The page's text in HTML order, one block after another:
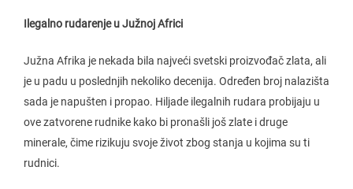
Ilegalno rudarenje u Južnoj Africi
Južna Afrika je nekada bila najveći svetski proizvođač zlata, ali
je u padu u poslednjih nekoliko decenija. Određen broj nalazišta
sada je napušten i propao. Hiljade ilegalnih rudara probijaju u
ove zatvorene rudnike kako bi pronašli još zlate i druge
minerale, čime rizikuju svoje život zbog stanja u kojima su ti
rudnici.